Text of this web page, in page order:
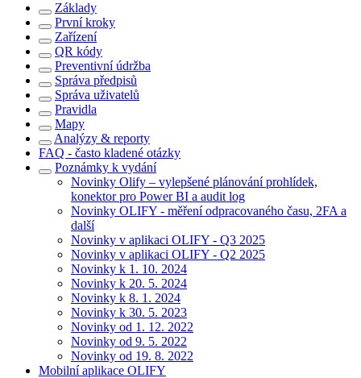
Základy
První kroky
Zařízení
QR kódy
Preventivní údržba
Správa předpisů
Správa uživatelů
Pravidla
Mapy
Analýzy & reporty
FAQ - často kladené otázky
Poznámky k vydání
Novinky Olify – vylepšené plánování prohlídek,
konektor pro Power BI a audit log
Novinky OLIFY - měření odpracovaného času, 2FA a
další
Novinky v aplikaci OLIFY - Q3 2025
Novinky v aplikaci OLIFY - Q2 2025
Novinky k 1. 10. 2024
Novinky k 20. 5. 2024
Novinky k 8. 1. 2024
Novinky k 30. 5. 2023
Novinky od 1. 12. 2022
Novinky od 9. 5. 2022
Novinky od 19. 8. 2022
Mobilní aplikace OLIFY